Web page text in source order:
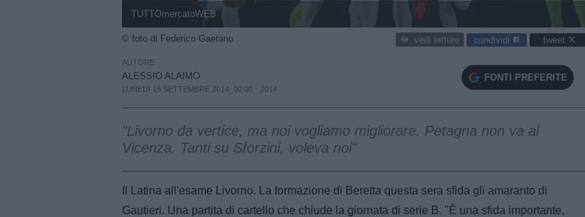
TUTTOmercatoWEB
© foto di Federico Gaetano vedi letture condividi tweet
AUTORE
ALESSIO ALAIMO
LUNEDÌ 15 SETTEMBRE 2014, 00:00 2014
FONTI PREFERITE
"Livorno da vertice, ma noi vogliamo migliorare. Petagna non va al
Vicenza. Tanti su Sforzini, voleva noi"
Il Latina all'esame Livorno. La formazione di Beretta questa sera sfida gli amaranto di
Gautieri. Una partita di cartello che chiude la giornata di serie B. "È una sfida importante,